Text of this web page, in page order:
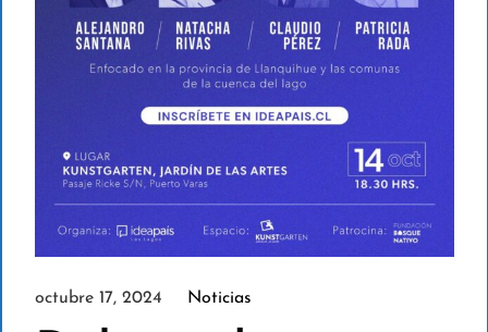
octubre 17, 2024 Noticias